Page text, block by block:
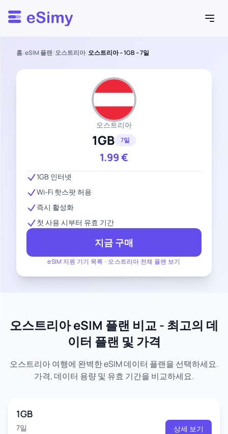
Esimy
홈/eSIM 플랜/오스트리아/오스트리아 – 1GB – 7일
오스트리아
1GB 7일
1.99€
eSIM 지원 기기 목록 - 오스트리아 전체 플랜 보기
1GB 인터넷
Wi-Fi 핫스팟 허용
즉시 활성화
첫 사용 시부터 유효 기간
지금 구매
오스트리아 eSIM 플랜 비교 - 최고의 데
이터 플랜 및 가격
오스트리아 여행에 완벽한 eSIM 데이터 플랜을 선택하세요.
가격, 데이터 용량 및 유효 기간을 비교하세요.
1GB
7일 상세 보기